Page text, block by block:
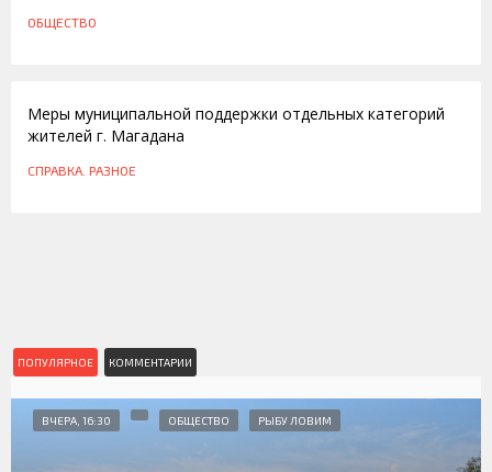
ОБЩЕСТВО
Меры муниципальной поддержки отдельных категорий
жителей г. Магадана
СПРАВКА. РАЗНОЕ
ПОПУЛЯРНОЕ КОММЕНТАРИИ
ВЧЕРА, 16:30 ОБЩЕСТВО РЫБУ ЛОВИМ